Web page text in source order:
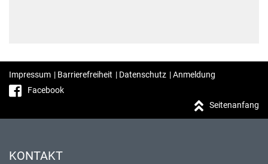
Impressum | Barrierefreiheit | Datenschutz |Anmeldung
Facebook
Seitenanfang
KONTAKT